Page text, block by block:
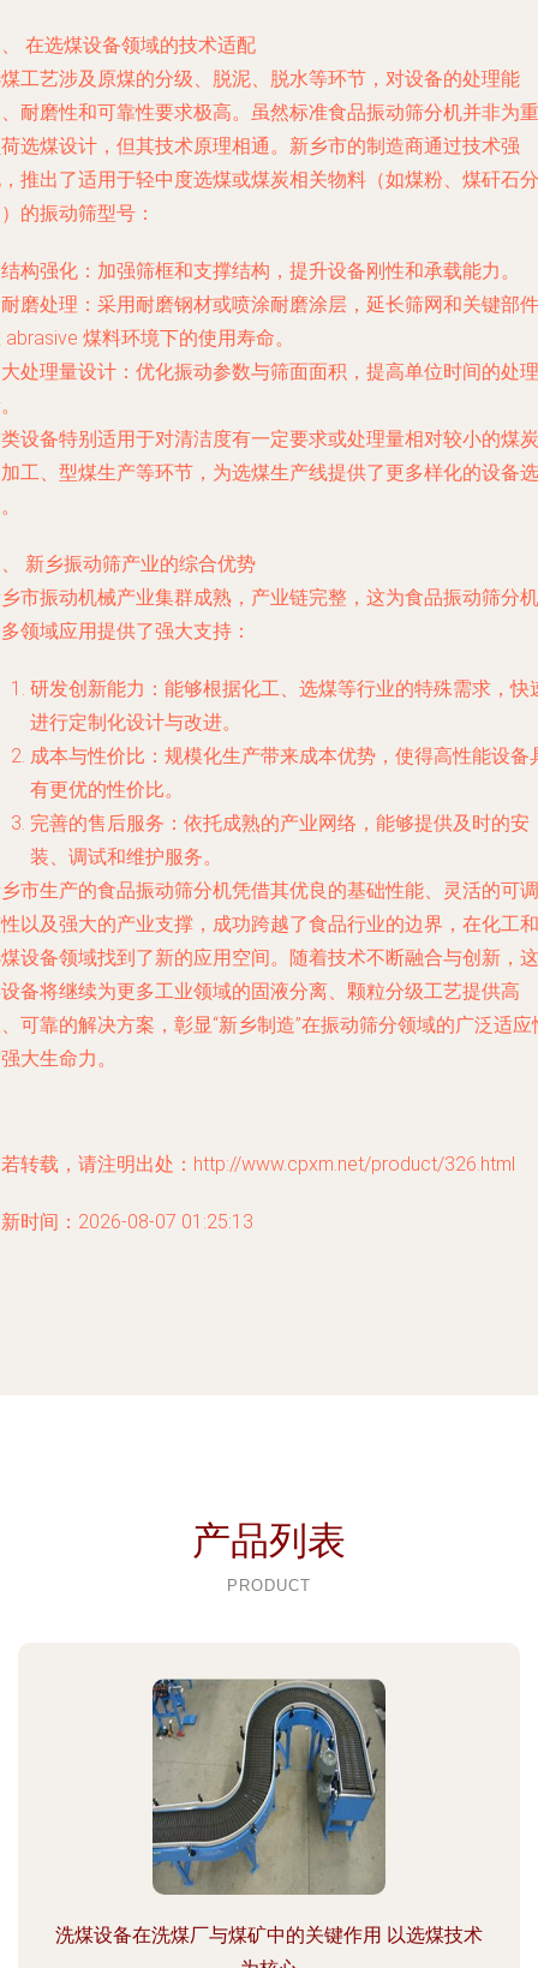
在选煤设备领域的技术适配
工艺涉及原煤的分级、脱泥、脱水等环节，对设备的处理能
耐磨性和可靠性要求极高。虽然标准食品振动筛分机并非为重
选煤设计，但其技术原理相通。新乡市的制造商通过技术强
推出了适用于轻中度选煤或煤炭相关物料（如煤粉、煤矸石分
的振动筛型号：
构强化：加强筛框和支撑结构，提升设备刚性和承载能力。
磨处理：采用耐磨钢材或喷涂耐磨涂层，延长筛网和关键部件
abrasive 煤料环境下的使用寿命。
处理量设计：优化振动参数与筛面面积，提高单位时间的处理
设备特别适用于对清洁度有一定要求或处理量相对较小的煤炭
工、型煤生产等环节，为选煤生产线提供了更多样化的设备选
新乡振动筛产业的综合优势
市振动机械产业集群成熟，产业链完整，这为食品振动筛分机
领域应用提供了强大支持：
研发创新能力：能够根据化工、选煤等行业的特殊需求，快
进行定制化设计与改进。
成本与性价比：规模化生产带来成本优势，使得高性能设备
有更优的性价比。
完善的售后服务：依托成熟的产业网络，能够提供及时的安
装、调试和维护服务。
市生产的食品振动筛分机凭借其优良的基础性能、灵活的可调
以及强大的产业支撑，成功跨越了食品行业的边界，在化工和
设备领域找到了新的应用空间。随着技术不断融合与创新，这
备将继续为更多工业领域的固液分离、颗粒分级工艺提供高
可靠的解决方案，彰显“新乡制造”在振动筛分领域的广泛适应
大生命力。
转载，请注明出处：http://www.cpxm.net/product/326.html
时间：2026-08-07 01:25:13
产品列表
PRODUCT
洗煤设备在洗煤厂与煤矿中的关键作用 以选煤技术